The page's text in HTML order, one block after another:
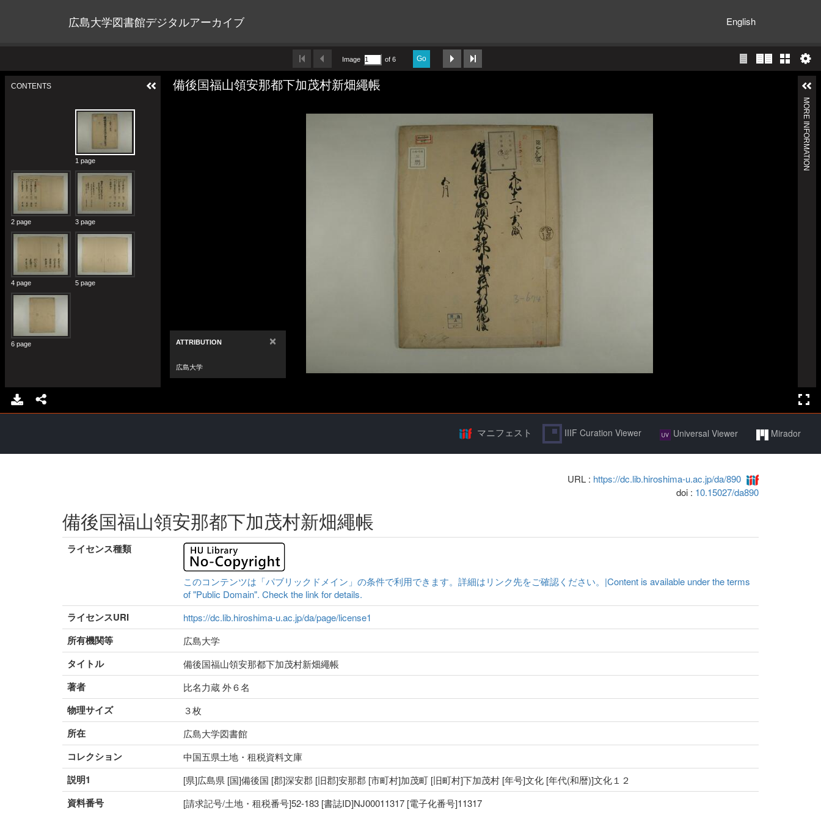
広島大学図書館デジタルアーカイブ English
マニフェスト IIIF Curation Viewer Universal Viewer Mirador
URL : https://dc.lib.hiroshima-u.ac.jp/da/890
doi : 10.15027/da890
備後国福山領安那都下加茂村新畑繩帳
ライセンス種類
このコンテンツは「パブリックドメイン」の条件で利用できます。詳細はリンク先をご確認ください。|Content is available under the terms
of "Public Domain". Check the link for details.
ライセンスURI https://dc.lib.hiroshima-u.ac.jp/da/page/license1
所有機関等 広島大学
タイトル 備後国福山領安那都下加茂村新畑繩帳
著者 比名力蔵 外６名
物理サイズ ３枚
所在 広島大学図書館
コレクション 中国五県土地・租税資料文庫
説明1 [県]広島県 [国]備後国 [郡]深安郡 [旧郡]安那郡 [市町村]加茂町 [旧町村]下加茂村 [年号]文化 [年代(和暦)]文化１２
資料番号 [請求記号/土地・租税番号]52-183 [書誌ID]NJ00011317 [電子化番号]11317